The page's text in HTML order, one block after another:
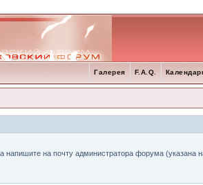
F.A.Q.
Галерея
на почту администратора форума (указана